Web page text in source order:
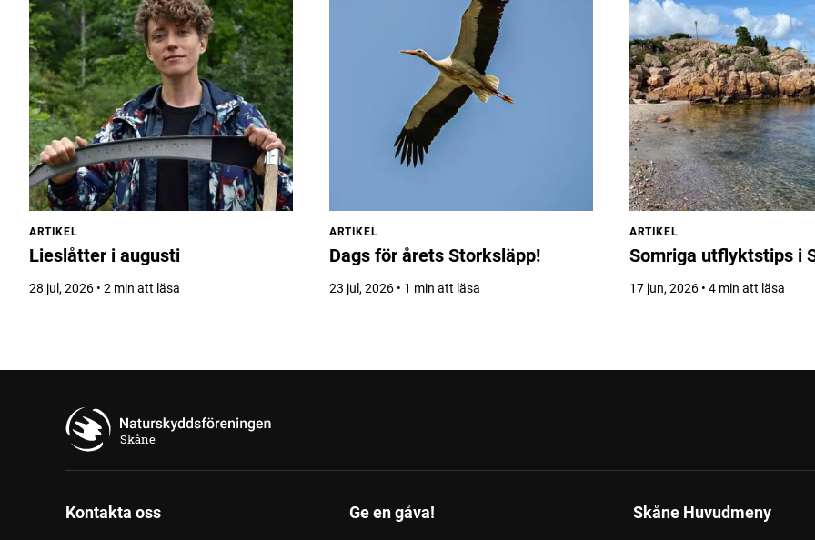
ARTIKEL
Lieslåtter i augusti
28 jul, 2026 • 2 min att läsa
ARTIKEL
Dags för årets Storksläpp!
23 jul, 2026 • 1 min att läsa
ARTIKEL
Somriga utflyktstips i
17 jun, 2026 • 4 min att läsa
Skåne
Kontakta oss Ge en gåva! Skåne Huvudmeny